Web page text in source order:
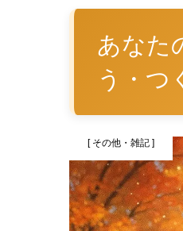
あなた
う・つ
[ その他・雑記 ]